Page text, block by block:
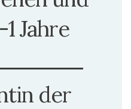
Jahre
der